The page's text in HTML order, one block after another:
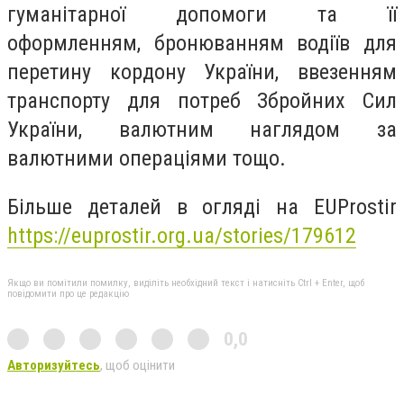
гуманітарної допомоги та її
оформленням, бронюванням водіїв для
перетину кордону України, ввезенням
транспорту для потреб Збройних Сил
України, валютним наглядом за
валютними операціями тощо.
Більше деталей в огляді на EUProstir
https://euprostir.org.ua/stories/179612
Якщо ви помітили помилку, виділіть необхідний текст і натисніть Ctrl + Enter, щоб
повідомити про це редакцію
0,0
Авторизуйтесь, щоб оцінити